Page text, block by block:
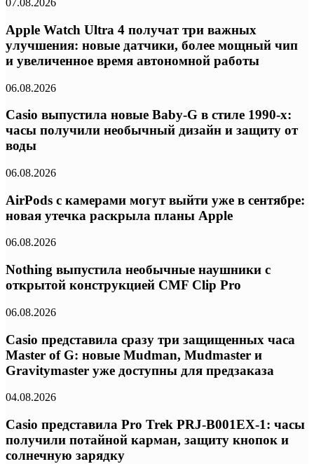
07.08.2026
Apple Watch Ultra 4 получат три важных
улучшения: новые датчики, более мощный чип
и увеличенное время автономной работы
06.08.2026
Casio выпустила новые Baby-G в стиле 1990-х:
часы получили необычный дизайн и защиту от
воды
06.08.2026
AirPods с камерами могут выйти уже в сентябре:
новая утечка раскрыла планы Apple
06.08.2026
Nothing выпустила необычные наушники с
открытой конструкцией CMF Clip Pro
06.08.2026
Casio представила сразу три защищенных часа
Master of G: новые Mudman, Mudmaster и
Gravitymaster уже доступны для предзаказа
04.08.2026
Casio представила Pro Trek PRJ-B001EX-1: часы
получили потайной карман, защиту кнопок и
солнечную зарядку